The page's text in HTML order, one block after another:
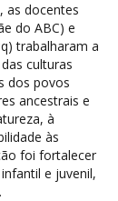
as docentes
do ABC) e
trabalharam a
culturas
dos povos
ancestrais e
à
às
foi fortalecer
e juvenil,